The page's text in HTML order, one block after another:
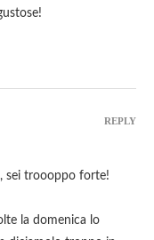
sei troooppo forte!
la domenica lo
REPLY